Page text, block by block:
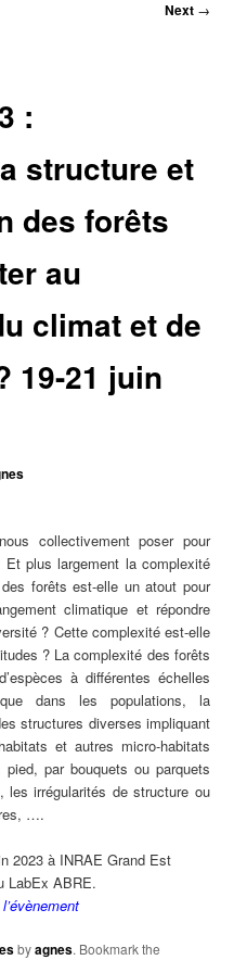
Next →
:
structure et
des forêts
au
climat et de
19-21 juin
collectivement poser pour
Et plus largement la complexité
forêts est-elle un atout pour
climatique et répondre
? Cette complexité est-elle
? La complexité des forêts
à différentes échelles
dans les populations, la
structures diverses impliquant
et autres micro-habitats
par bouquets ou parquets
les irrégularités de structure ou
….
2023 à INRAE Grand Est
LabEx ABRE.
byagnes. Bookmark the